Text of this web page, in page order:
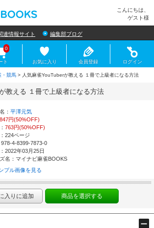
こんにちは、
ゲスト様
連情報サイト 編集部ブログ
ト
0
お気に入り 会員登録 ログイン
・競馬 > 人気麻雀YouTuberが教える １冊で上級者になる方法
教える １冊で上級者になる方法
： 平澤元気
847円(50%OFF)
763円(50%OFF)
224ページ
978-4-8399-7873-0
2022年03月25日
名：マイナビ麻雀BOOKS
プル画像を見る
入りに追加 商品を選択する